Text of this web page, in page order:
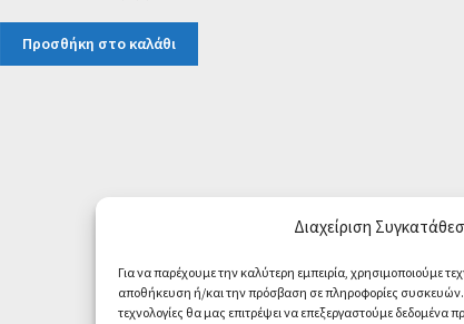
Διαχείριση
Για να παρέχουμε την καλύτερη εμπειρία, χρησιμοποιούμε
αποθήκευση ή/και την πρόσβαση σε πληροφορίες συσκευών.
τεχνολογίες θα μας επιτρέψει να επεξεργαστούμε
Προσθήκη στο καλάθι